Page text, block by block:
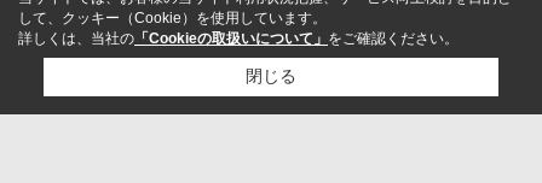
して、クッキー（Cookie）を使用しています。
詳しくは、当社の 「Cookieの取扱いについて」 をご確認ください。
閉じる